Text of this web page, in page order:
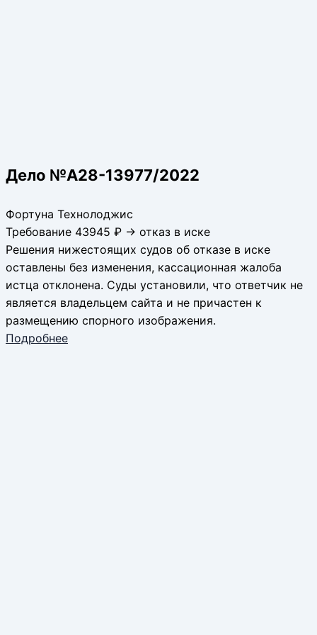
Дело №А28-13977/2022
Фортуна Технолоджис
Требование 43945 ₽ → отказ в иске
Решения нижестоящих судов об отказе в иске
оставлены без изменения, кассационная жалоба
истца отклонена. Суды установили, что ответчик не
является владельцем сайта и не причастен к
размещению спорного изображения.
Подробнее